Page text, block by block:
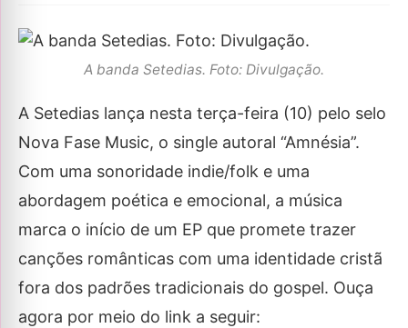
A banda Setedias. Foto: Divulgação.
A Setedias lança nesta terça-feira (10) pelo selo
Nova Fase Music, o single autoral “Amnésia”.
Com uma sonoridade indie/folk e uma
abordagem poética e emocional, a música
marca o início de um EP que promete trazer
canções românticas com uma identidade cristã
fora dos padrões tradicionais do gospel. Ouça
agora por meio do link a seguir: